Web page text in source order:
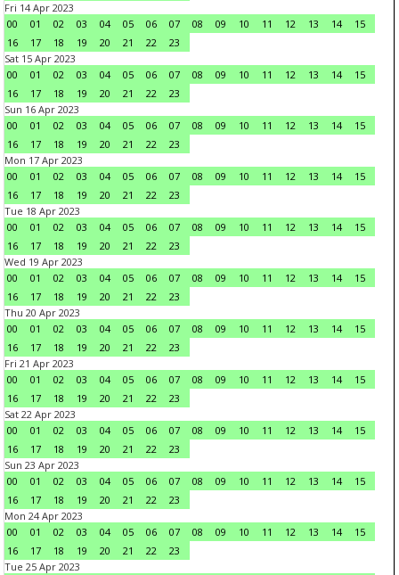
Fri 14 Apr 2023
00
01 02 03 04 05 06 07 08 09 10 11 12 13 14
15
16
17 18 19 20 21 22
23
Sat 15 Apr 2023
00
01 02 03 04 05 06 07 08 09 10 11 12 13 14
15
16
17 18 19 20 21 22
23
Sun 16 Apr 2023
00
01 02 03 04 05 06 07 08 09 10 11 12 13 14
15
16
17 18 19 20 21 22
23
Mon 17 Apr 2023
00
01 02 03 04 05 06 07 08 09 10 11 12 13 14
15
16
17 18 19 20 21 22
23
Tue 18 Apr 2023
00
01 02 03 04 05 06 07 08 09 10 11 12 13 14
15
16
17 18 19 20 21 22
23
Wed 19 Apr 2023
00
01 02 03 04 05 06 07 08 09 10 11 12 13 14
15
16
17 18 19 20 21 22
23
Thu 20 Apr 2023
00
01 02 03 04 05 06 07 08 09 10 11 12 13 14
15
16
17 18 19 20 21 22
23
Fri 21 Apr 2023
00
01 02 03 04 05 06 07 08 09 10 11 12 13 14
15
16
17 18 19 20 21 22
23
Sat 22 Apr 2023
00
01 02 03 04 05 06 07 08 09 10 11 12 13 14
15
16
17 18 19 20 21 22
23
Sun 23 Apr 2023
00
01 02 03 04 05 06 07 08 09 10 11 12 13 14
15
16
17 18 19 20 21 22
23
Mon 24 Apr 2023
00
01 02 03 04 05 06 07 08 09 10 11 12 13 14
15
16
17 18 19 20 21 22
23
Tue 25 Apr 2023